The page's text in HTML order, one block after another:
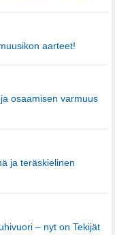
aarteet!
osaamisen varmuus
ja teräskielinen
– nyt on Tekijät